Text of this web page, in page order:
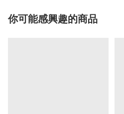
你可能感興趣的商品